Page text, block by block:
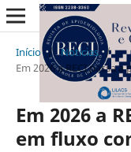
Início / Notícias
/
Em 2026 a RECI passa
Em 2026 a
em fluxo